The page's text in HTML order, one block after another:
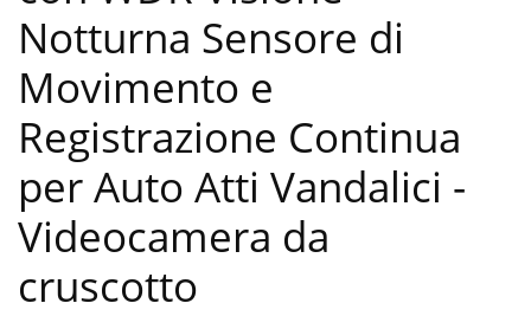
Notturna Sensore di
Movimento e
Registrazione Continua
per Auto Atti Vandalici -
Videocamera da
cruscotto